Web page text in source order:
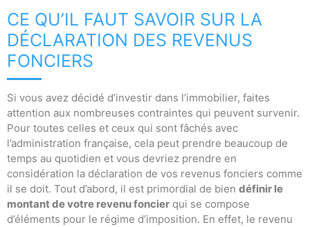
CE QU’IL FAUT SAVOIR SUR LA
DÉCLARATION DES REVENUS
FONCIERS
Si vous avez décidé d’investir dans l’immobilier, faites
attention aux nombreuses contraintes qui peuvent survenir.
Pour toutes celles et ceux qui sont fâchés avec
l’administration française, cela peut prendre beaucoup de
temps au quotidien et vous devriez prendre en
considération la déclaration de vos revenus fonciers comme
il se doit. Tout d’abord, il est primordial de bien définir le
montant de votre revenu foncier qui se compose
d’éléments pour le régime d’imposition. En effet, le revenu